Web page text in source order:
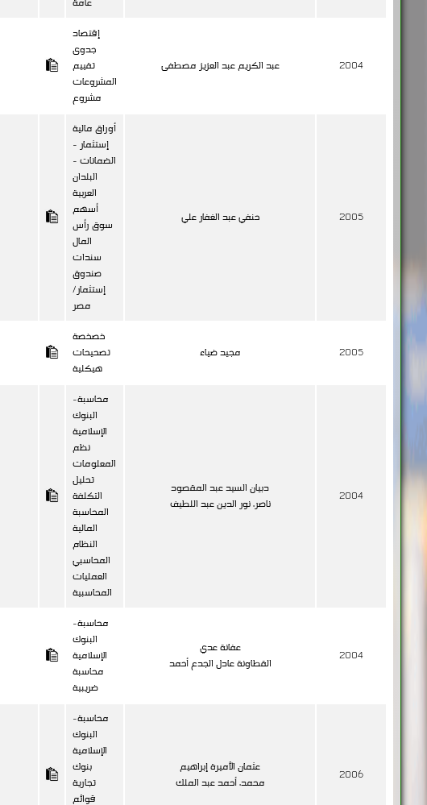
عامة
إقتصاد
جدوى
تقييم
المشروعات
مشروع
عبد الكريم عبد العزيز مصطفى 2004
أوراق مالية
إستثمار -
الضمانات -
البلدان
العربية
أسهم
سوق رأس
المال
سندات
صندوق
إستثمار/
مصر
حنفي عبد الغفار علي 2005
خصخصة
تصحيحات
هيكلية
مجيد ضياء 2005
محاسبة-
البنوك
الإسلامية
نظم
المعلومات
تحليل
التكلفة
المحاسبة
المالية
النظام
المحاسبي
العمليات
المحاسبية
دبيان السيد عبد المقصود
ناصر، نور الدين عبد اللطيف
2004
محاسبة-
البنوك
الإسلامية
محاسبة
ضريبية
عفانة عدي
القطاونة عادل الجدع أحمد
2004
محاسبة-
البنوك
الإسلامية
بنوك
تجارية
قوائم
عثمان الأميرة إبراهيم
محمد، أحمد عبد الملك
2006